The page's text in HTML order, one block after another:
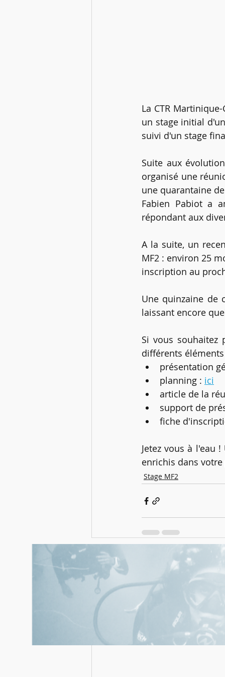
La CTR
un stage initial
suivi d'un stage
Suite aux
organisé une
une quarantaine
Fabien Pabiot a
répondant aux
A la suite, un
MF2 : environ 25
inscription au
Une quinzaine de
laissant encore
Si vous souhaitez
différents
présentation
planning : ici
article de la
support de
fiche
Jetez vous à l'eau
enrichis dans
Stage MF2
Posts récents